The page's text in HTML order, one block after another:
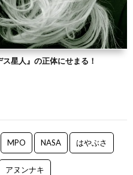
星人』の正体にせまる！
MPO NASA はやぶさ
アヌンナキ